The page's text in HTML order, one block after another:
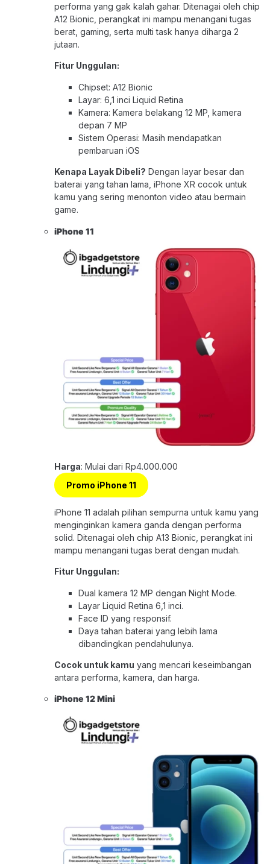
performa yang gak kalah gahar. Ditenagai oleh chip
A12 Bionic, perangkat ini mampu menangani tugas
berat, gaming, serta multi task hanya diharga 2
jutaan.
Fitur Unggulan:
Chipset: A12 Bionic
Layar: 6,1 inci Liquid Retina
Kamera: Kamera belakang 12 MP, kamera
depan 7 MP
Sistem Operasi: Masih mendapatkan
pembaruan iOS
Kenapa Layak Dibeli? Dengan layar besar dan
baterai yang tahan lama, iPhone XR cocok untuk
kamu yang sering menonton video atau bermain
game.
iPhone 11
Harga: Mulai dari Rp4.000.000
Promo iPhone 11
iPhone 11 adalah pilihan sempurna untuk kamu yang
menginginkan kamera ganda dengan performa
solid. Ditenagai oleh chip A13 Bionic, perangkat ini
mampu menangani tugas berat dengan mudah.
Fitur Unggulan:
Dual kamera 12 MP dengan Night Mode.
Layar Liquid Retina 6,1 inci.
Face ID yang responsif.
Daya tahan baterai yang lebih lama
dibandingkan pendahulunya.
Cocok untuk kamu yang mencari keseimbangan
antara performa, kamera, dan harga.
iPhone 12 Mini